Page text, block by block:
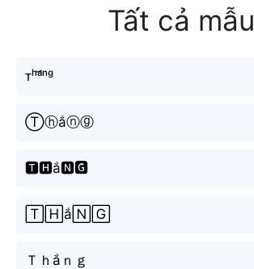
Tất cả mẫu
ᴛʰᵃ̆́ⁿᵍ
Ⓣⓗắⓝⓖ
🆃🅷ắ🅽🅶
🅃🄷ắ🄽🄶
Ｔｈắｎｇ